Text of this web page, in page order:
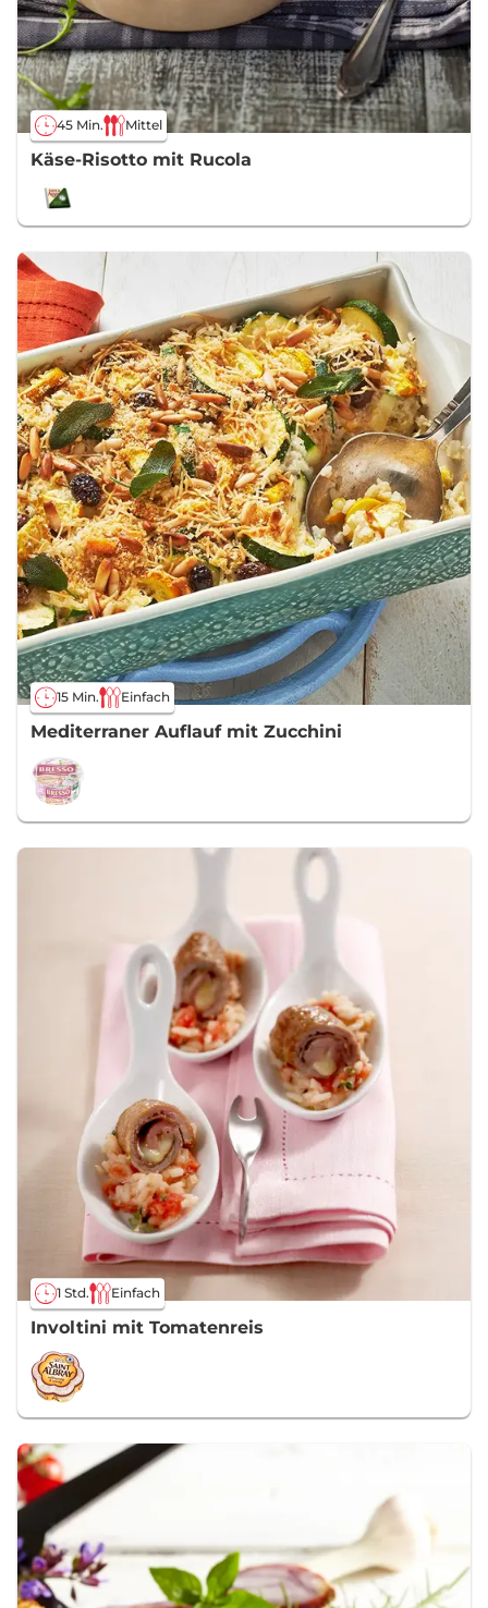
45 Min. Mittel
Käse-Risotto mit Rucola
15 Min. Einfach
Mediterraner Auflauf mit Zucchini
1 Std. Einfach
Involtini mit Tomatenreis